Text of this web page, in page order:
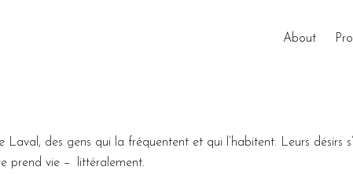
About
des gens qui la fréquentent et qui l’habitent. Leurs désirs
prend vie − littéralement.